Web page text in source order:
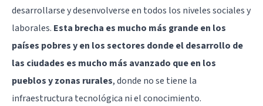
desarrollarse y desenvolverse en todos los niveles sociales y
laborales. Esta brecha es mucho más grande en los
países pobres y en los sectores donde el desarrollo de
las ciudades es mucho más avanzado que en los
pueblos y zonas rurales, donde no se tiene la
infraestructura tecnológica ni el conocimiento.